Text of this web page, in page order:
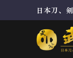
日本刀、